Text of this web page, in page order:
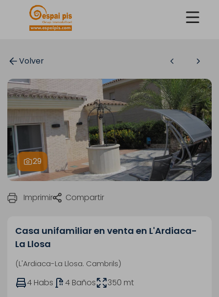
Volver
29
Imprimir Compartir
Casa unifamiliar en venta en L'Ardiaca-
La Llosa
(L'Ardiaca-La Llosa. Cambrils)
4 Habs 4 Baños 350 mt